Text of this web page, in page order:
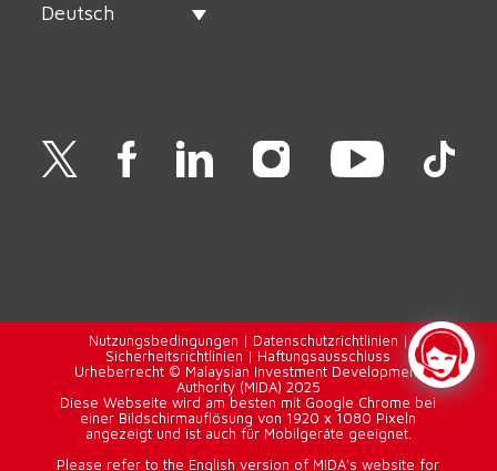
Deutsch
Nutzungsbedingungen | Datenschutzrichtlinien |
Sicherheitsrichtlinien | Haftungsausschluss
Urheberrecht © Malaysian Investment Development
Authority (MIDA) 2025
Diese Webseite wird am besten mit Google Chrome bei
einer Bildschirmauflösung von 1920 x 1080 Pixeln
angezeigt und ist auch für Mobilgeräte geeignet.
Please refer to the English version of MIDA's website for